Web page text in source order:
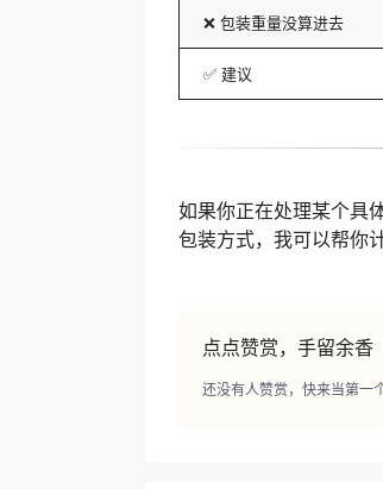
❌ 包装重量没算进去
✅ 建议
如果你正在处理某个具
包装方式，我可以帮你
点点赞赏，手留余香
还没有人赞赏，快来当第一